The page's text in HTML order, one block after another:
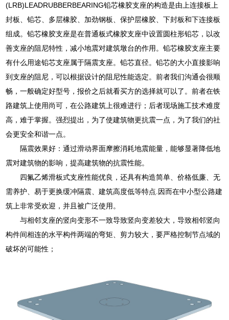
(LRB)LEADRUBBERBEARING铅芯橡胶支座的构造是由上连接板上
封板、铅芯、多层橡胶、加劲钢板、保护层橡胶、下封板和下连接板
组成。铅芯橡胶支座是在普通板式橡胶支座中设置圆柱形铅芯，以改
善支座的阻尼特性，减小地震对建筑墩台的作用。铅芯橡胶支座主要
有什么用途铅芯支座属于隔震支座。铅芯直径。铅芯的大小直接影响
到支座的阻尼，可以根据设计的阻尼性能选定。前者我们沟通会很顺
畅，一般确定好型号，报价之后就看买方的选择就可以了。前者在铁
路建筑上使用尚可，在公路建筑上很难进行；后者现场施工技术难度
高，难于掌握。强烈提出，为了使建筑物更抗震一点，为了我们的社
会更安全和谐一点。
隔震效果好：通过滑动界面摩擦消耗地震能量，能够显著降低地
震对建筑物的影响，提高建筑物的抗震性能。
四氟乙烯滑板式支座性能优良，还具有构造简单、价格低廉、无
需养护、易于更换缓冲隔震、建筑高度低等特点.因而在中小型公路建
筑上非常受欢迎，并且被广泛使用。
与相邻支座的竖向变形不一致导致竖向变差较大，导致相邻竖向
构件间相连的水平构件两端的弯矩、剪力较大，要严格控制节点域的
破坏的可能性；